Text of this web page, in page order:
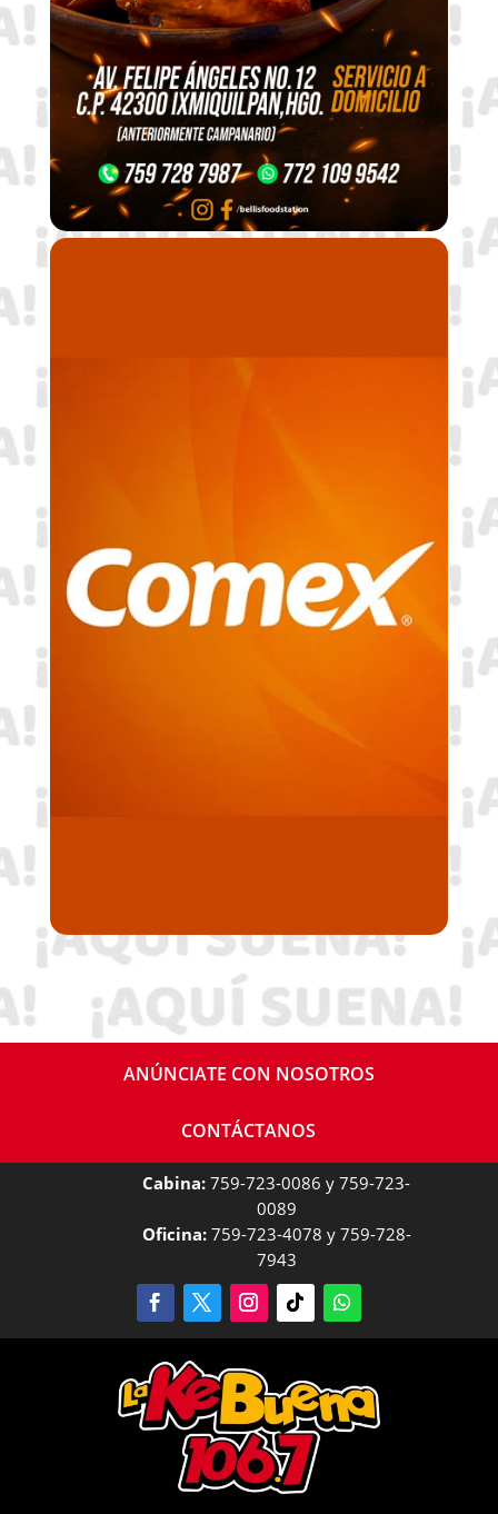
ANÚNCIATE CON NOSOTROS
CONTÁCTANOS
Cabina: 759-723-0086 y 759-723-
0089
Oficina:759-723-4078 y 759-728-
7943